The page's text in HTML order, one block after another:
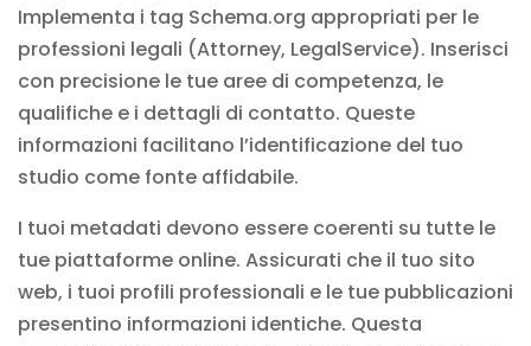
Implementa i tag Schema.org appropriati per le
professioni legali (Attorney, LegalService). Inserisci
con precisione le tue aree di competenza, le
qualifiche e i dettagli di contatto. Queste
informazioni facilitano l’identificazione del tuo
studio come fonte affidabile.
I tuoi metadati devono essere coerenti su tutte le
tue piattaforme online. Assicurati che il tuo sito
web, i tuoi profili professionali e le tue pubblicazioni
presentino informazioni identiche. Questa